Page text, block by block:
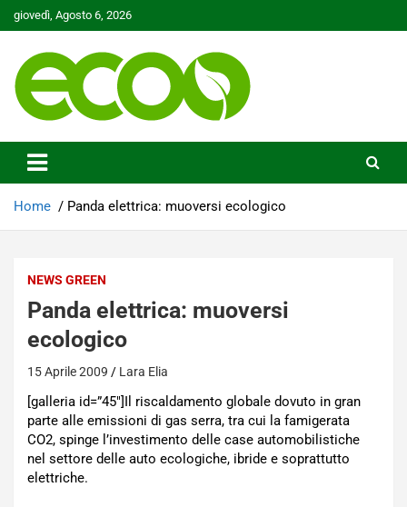
Skip
to
giovedì, Agosto 6, 2026
Ecoo.it
Home Panda elettrica: muoversi ecologico
NEWS GREEN
Panda elettrica: muoversi
ecologico
15 Aprile 2009 Lara Elia
[galleria id=”45″]Il riscaldamento globale dovuto in gran
parte alle emissioni di gas serra, tra cui la famigerata
CO2, spinge l’investimento delle case automobilistiche
nel settore delle auto ecologiche, ibride e soprattutto
elettriche.